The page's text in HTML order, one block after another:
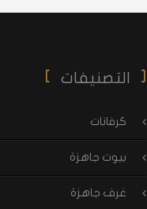
التصنيفات
كرفانات
بيوت جاهزة
غرف جاهزة